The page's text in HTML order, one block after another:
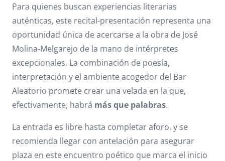
Para quienes buscan experiencias literarias
auténticas, este recital-presentación representa una
oportunidad única de acercarse a la obra de José
Molina-Melgarejo de la mano de intérpretes
excepcionales. La combinación de poesía,
interpretación y el ambiente acogedor del Bar
Aleatorio promete crear una velada en la que,
efectivamente, habrá más que palabras.
La entrada es libre hasta completar aforo, y se
recomienda llegar con antelación para asegurar
plaza en este encuentro poético que marca el inicio